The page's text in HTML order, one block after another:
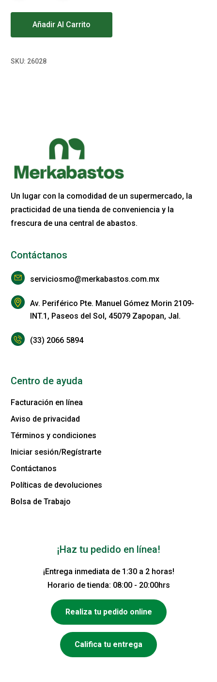
Añadir Al Carrito
SKU: 26028
Un lugar con la comodidad de un supermercado, la
practicidad de una tienda de conveniencia y la
frescura de una central de abastos.
Contáctanos
serviciosmo@merkabastos.com.mx
Av. Periférico Pte. Manuel Gómez Morin 2109-
INT.1, Paseos del Sol, 45079 Zapopan, Jal.
(33) 2066 5894
Centro de ayuda
Facturación en línea
Aviso de privacidad
Términos y condiciones
Iniciar sesión/Regístrarte
Contáctanos
Políticas de devoluciones
Bolsa de Trabajo
¡Haz tu pedido en línea!
¡Entrega inmediata de 1:30 a 2 horas!
Horario de tienda: 08:00 - 20:00hrs
Realiza tu pedido online
Califica tu entrega